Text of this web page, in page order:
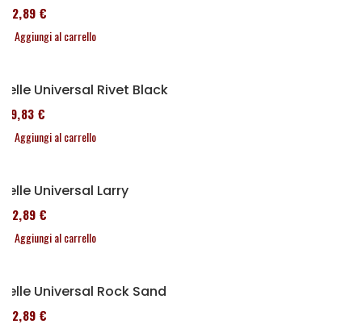
152,89 €
Aggiungi al carrello
Selle Universal Rivet Black
119,83 €
Aggiungi al carrello
Selle Universal Larry
152,89 €
Aggiungi al carrello
Selle Universal Rock Sand
152,89 €